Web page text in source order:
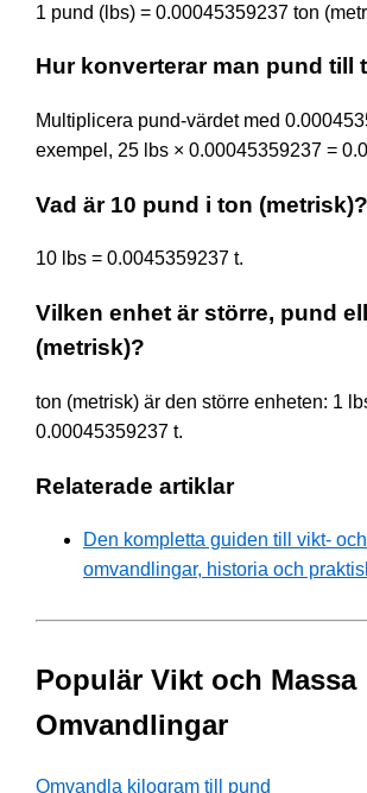
1 pund (lbs) = 0.00045359237 ton
Hur konverterar man pund till
Multiplicera pund-värdet med
exempel, 25 lbs × 0.00045359237 =
Vad är 10 pund i ton (metrisk)?
10 lbs = 0.0045359237 t.
Vilken enhet är större, pund
(metrisk)?
ton (metrisk) är den större enheten: 1
0.00045359237 t.
Relaterade artiklar
Den kompletta guiden till vikt-
omvandlingar, historia och
Populär Vikt och Massa
Omvandlingar
Omvandla kilogram till pund